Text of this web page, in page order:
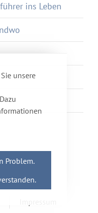
unsere
Problem.
ins Leben